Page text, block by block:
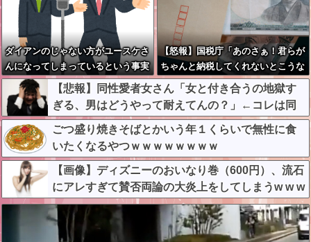
ダイアンのじゃない方がユースケさ
んになってしまっているという事実
←これ
【怒報】国税庁「あのさぁ！君らが
ちゃんと納税してくれないとこうな
っちゃうけどどうする？！」←これ
w w w w w w w w
【悲報】同性愛者女さん「女と付き合うの地獄す
ぎる、男はどうやって耐えてんの？」←コレは同
意せざるおえないと話題に
ごつ盛り焼きそばとかいう年１くらいで無性に食
いたくなるやつｗｗｗｗｗｗｗｗ
【画像】ディズニーのおいなり巻（600円）、流石
にアレすぎて賛否両論の大炎上をしてしまうw w w
w w w w